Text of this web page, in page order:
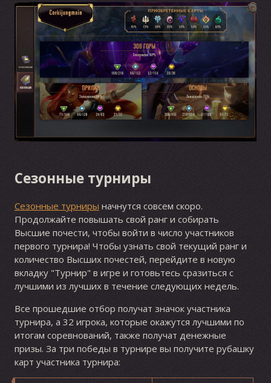
Сезонные турниры
Сезонные турниры начнутся совсем скоро.
Продолжайте повышать свой ранг и собирать
Высшие почести, чтобы войти в число участников
первого турнира! Чтобы узнать свой текущий ранг и
количество Высших почестей, перейдите в новую
вкладку "Турнир" в игре и готовьтесь сразиться с
лучшими из лучших в течение следующих недель.
Все прошедшие отбор получат значок участника
турнира, а 32 игрока, которые окажутся лучшими по
итогам соревнований, также получат денежные
призы. За три победы в турнире вы получите рубашку
карт участника турнира: